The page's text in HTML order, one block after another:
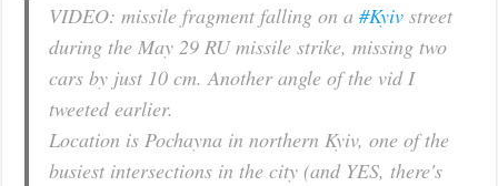
VIDEO: missile fragment falling on a#Kyiv street
during the May 29 RU missile strike, missing two
cars by just 10 cm. Another angle of the vid I
tweeted earlier.
Location is Pochayna in northern Kyiv, one of the
busiest intersections in the city (and YES, there's